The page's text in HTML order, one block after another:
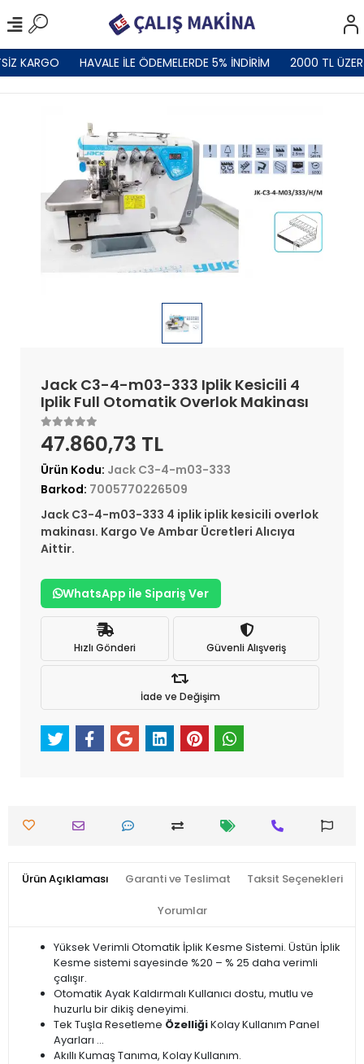
KARGO HAVALE İLE ÖDEMELERDE 5% İNDİRİM 2000 TL
Jack C3-4-m03-333 Iplik Kesicili 4
Iplik Full Otomatik Overlok Makinası
47.860,73 TL
Ürün Kodu: Jack C3-4-m03-333
Barkod: 7005770226509
Jack C3-4-m03-333 4 iplik iplik kesicili overlok
makinası. Kargo Ve Ambar Ücretleri Alıcıya
Aittir.
WhatsApp ile Sipariş Ver
Hızlı Gönderi Güvenli Alışveriş
İade ve Değişim
Ürün Açıklaması Garanti ve Teslimat Taksit Seçenekleri
Yorumlar
Yüksek Verimli Otomatik İplik Kesme Sistemi. Üstün İplik
Kesme sistemi sayesinde %20 – % 25 daha verimli
çalışır.
Otomatik Ayak Kaldırmalı Kullanıcı dostu, mutlu ve
huzurlu bir dikiş deneyimi.
Tek Tuşla Resetleme ÖzelliğiKolay Kullanım Panel
Ayarları ...
Akıllı Kumaş Tanıma, Kolay Kullanım.